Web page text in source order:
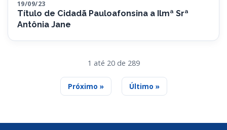
19/09/23
Título de Cidadã Pauloafonsina a Ilmª Srª
Antônia Jane
1 até 20 de 289
Próximo » Último »